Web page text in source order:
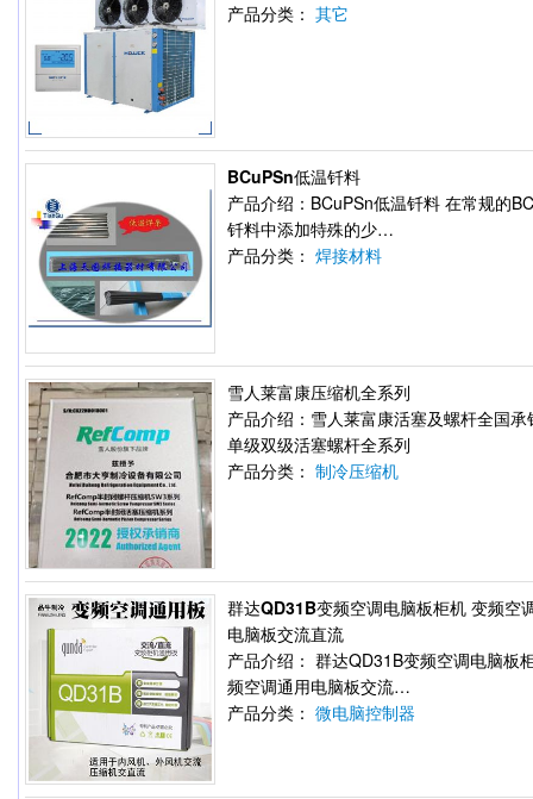
产品分类： 其它
BCuPSn低温钎料
产品介绍：BCuPSn低温钎料 在常规的
钎料中添加特殊的少…
产品分类： 焊接材料
雪人莱富康压缩机全系列
产品介绍：雪人莱富康活塞及螺杆全国承
单级双级活塞螺杆全系列
产品分类： 制冷压缩机
群达QD31B变频空调电脑板柜机 变频空
电脑板交流直流
产品介绍： 群达QD31B变频空调电脑板
频空调通用电脑板交流…
产品分类： 微电脑控制器